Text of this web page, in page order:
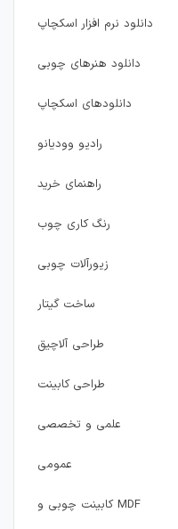
دانلود نرم افزار اسکچاپ
دانلود هنرهای چوبی
دانلودهای اسکچاپ
رادیو وودیانو
راهنمای خرید
رنگ کاری چوب
زیورآلات چوبی
ساخت گیتار
طراحی آلاچیق
طراحی کابینت
علمی و تخصصی
عمومی
کابینت چوبی و MDF